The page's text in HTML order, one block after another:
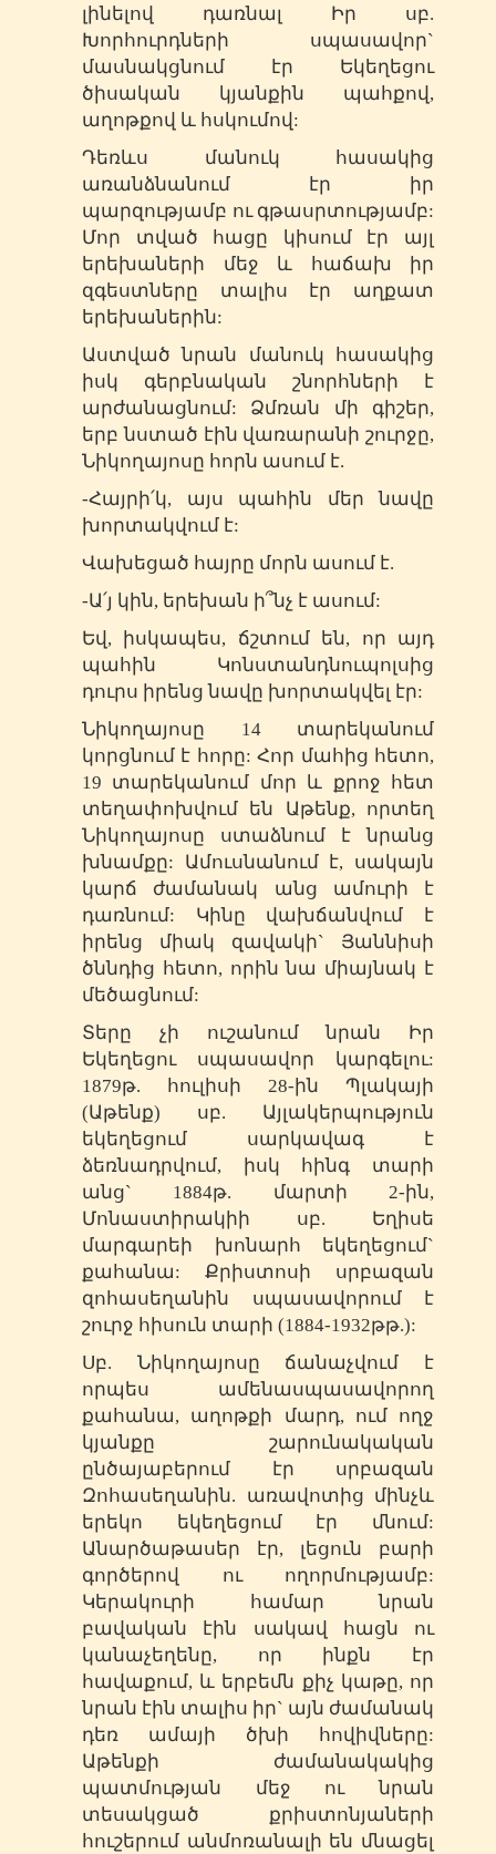
լինելով դառնալ Իր սբ.
Խորհուրդների սպասավոր`
մասնակցնում էր Եկեղեցու
ծիսական կյանքին պահքով,
աղոթքով և հսկումով:
Դեռևս մանուկ հասակից
առանձնանում էր իր
պարզությամբ ու գթասրտությամբ:
Մոր տված հացը կիսում էր այլ
երեխաների մեջ և հաճախ իր
զգեստները տալիս էր աղքատ
երեխաներին:
Աստված նրան մանուկ հասակից
իսկ գերբնական շնորհների է
արժանացնում: Ձմռան մի գիշեր,
երբ նստած էին վառարանի շուրջը,
Նիկողայոսը հորն ասում է.
-Հայրի՛կ, այս պահին մեր նավը
խորտակվում է:
Վախեցած հայրը մորն ասում է.
-Ա՛յ կին, երեխան ի՞նչ է ասում:
Եվ, իսկապես, ճշտում են, որ այդ
պահին Կոնստանդնուպոլսից
դուրս իրենց նավը խորտակվել էր:
Նիկողայոսը 14 տարեկանում
կորցնում է հորը: Հոր մահից հետո,
19 տարեկանում մոր և քրոջ հետ
տեղափոխվում են Աթենք, որտեղ
Նիկողայոսը ստաձնում է նրանց
խնամքը: Ամուսնանում է, սակայն
կարճ ժամանակ անց ամուրի է
դառնում: Կինը վախճանվում է
իրենց միակ զավակի` Յաննիսի
ծննդից հետո, որին նա միայնակ է
մեծացնում:
Տերը չի ուշանում նրան Իր
Եկեղեցու սպասավոր կարգելու:
1879թ. հուլիսի 28-ին Պլակայի
(Աթենք) սբ. Այլակերպություն
եկեղեցում սարկավագ է
ձեռնադրվում, իսկ հինգ տարի
անց` 1884թ. մարտի 2-ին,
Մոնաստիրակիի սբ. Եղիսե
մարգարեի խոնարհ եկեղեցում`
քահանա: Քրիստոսի սրբազան
զոհասեղանին սպասավորում է
շուրջ հիսուն տարի (1884-1932թթ.):
Սբ. Նիկողայոսը ճանաչվում է
որպես ամենասպասավորող
քահանա, աղոթքի մարդ, ում ողջ
կյանքը շարունակական
ընծայաբերում էր սրբազան
Զոհասեղանին. առավոտից մինչև
երեկո եկեղեցում էր մնում:
Անարծաթասեր էր, լեցուն բարի
գործերով ու ողորմությամբ:
Կերակուրի համար նրան
բավական էին սակավ հացն ու
կանաչեղենը, որ ինքն էր
հավաքում, և երբեմն քիչ կաթը, որ
նրան էին տալիս իր` այն ժամանակ
դեռ ամայի ծխի հովիվները:
Աթենքի ժամանակակից
պատմության մեջ ու նրան
տեսակցած քրիստոնյաների
հուշերում անմոռանալի են մնացել